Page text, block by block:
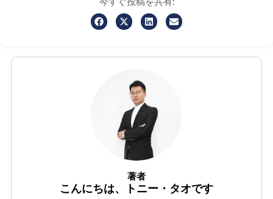
著者
こんにちは、トニー・タオです